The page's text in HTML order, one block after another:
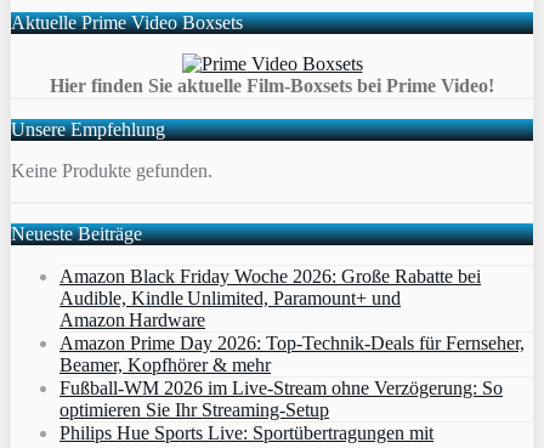
Aktuelle Prime Video Boxsets
Hier finden Sie aktuelle Film-Boxsets bei Prime Video!
Unsere Empfehlung
Keine Produkte gefunden.
Neueste Beiträge
Amazon Black Friday Woche 2026: Große Rabatte bei
Audible, Kindle Unlimited, Paramount+ und
Amazon Hardware
Amazon Prime Day 2026: Top-Technik-Deals für Fernseher,
Beamer, Kopfhörer & mehr
Fußball-WM 2026 im Live-Stream ohne Verzögerung: So
optimieren Sie Ihr Streaming-Setup
Philips Hue Sports Live: Sportübertragungen mit